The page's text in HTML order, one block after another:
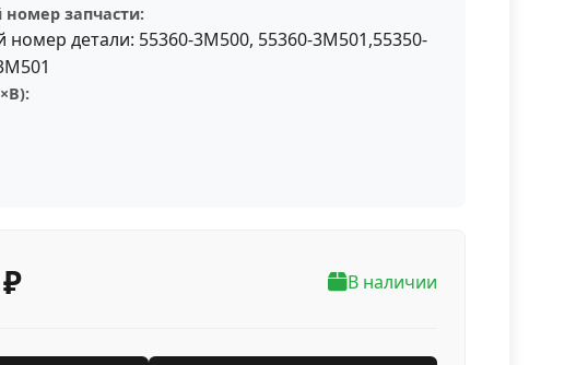
запчасти:
детали: 55360-3M500, 55360-3M501,55350-
В наличии